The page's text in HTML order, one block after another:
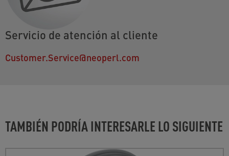
Servicio de atención al cliente
Customer.Service@neoperl.com
TAMBIÉN PODRÍA INTERESARLE LO SIGUIENTE